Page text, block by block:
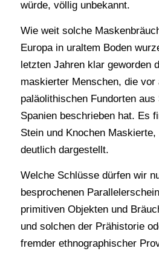
würde, völlig unbekannt.
Wie weit solche
Europa in uraltem Boden
letzten Jahren klar geworden
maskierter Menschen, die vor
paläolithischen Fundorten
Spanien beschrieben hat. Es
Stein und Knochen
deutlich dargestellt.
Welche Schlüsse dürfen wir
besprochenen
primitiven Objekten und
und solchen der Prähistorie
fremder ethnographischer